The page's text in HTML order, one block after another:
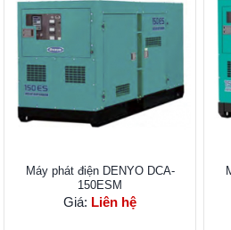
Máy phát điện DENYO DCA-
150ESM
Giá: Liên hệ